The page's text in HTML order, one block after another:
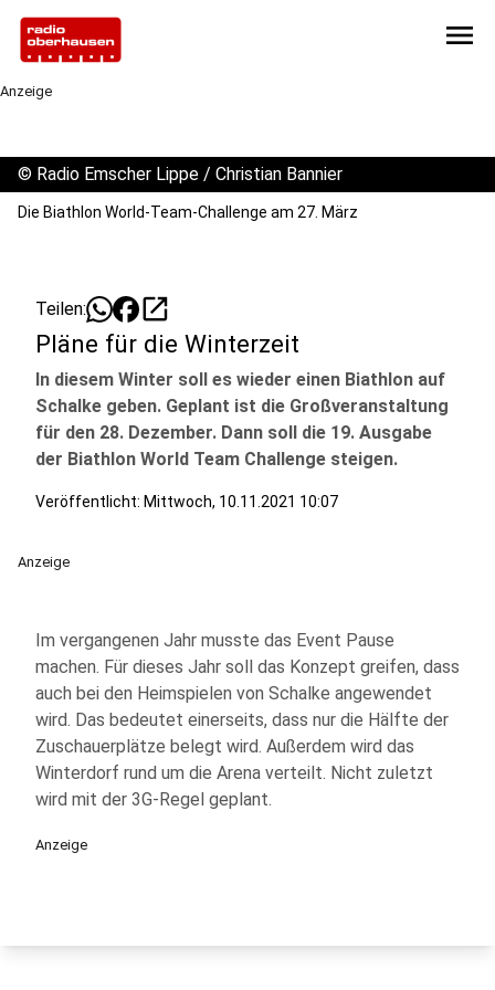
menu
Anzeige
© Radio Emscher Lippe / Christian Bannier
Die Biathlon World-Team-Challenge am 27. März
Teilen: open_in_new
Pläne für die Winterzeit
In diesem Winter soll es wieder einen Biathlon auf
Schalke geben. Geplant ist die Großveranstaltung
für den 28. Dezember. Dann soll die 19. Ausgabe
der Biathlon World Team Challenge steigen.
Veröffentlicht: Mittwoch, 10.11.2021 10:07
Anzeige
Im vergangenen Jahr musste das Event Pause
machen. Für dieses Jahr soll das Konzept greifen, dass
auch bei den Heimspielen von Schalke angewendet
wird. Das bedeutet einerseits, dass nur die Hälfte der
Zuschauerplätze belegt wird. Außerdem wird das
Winterdorf rund um die Arena verteilt. Nicht zuletzt
wird mit der 3G-Regel geplant.
Anzeige